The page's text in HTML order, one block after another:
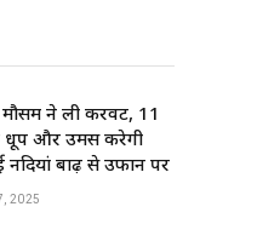
मौसम ने ली करवट, 11
धूप और उमस करेगी
बाढ़ से उफान पर
2025